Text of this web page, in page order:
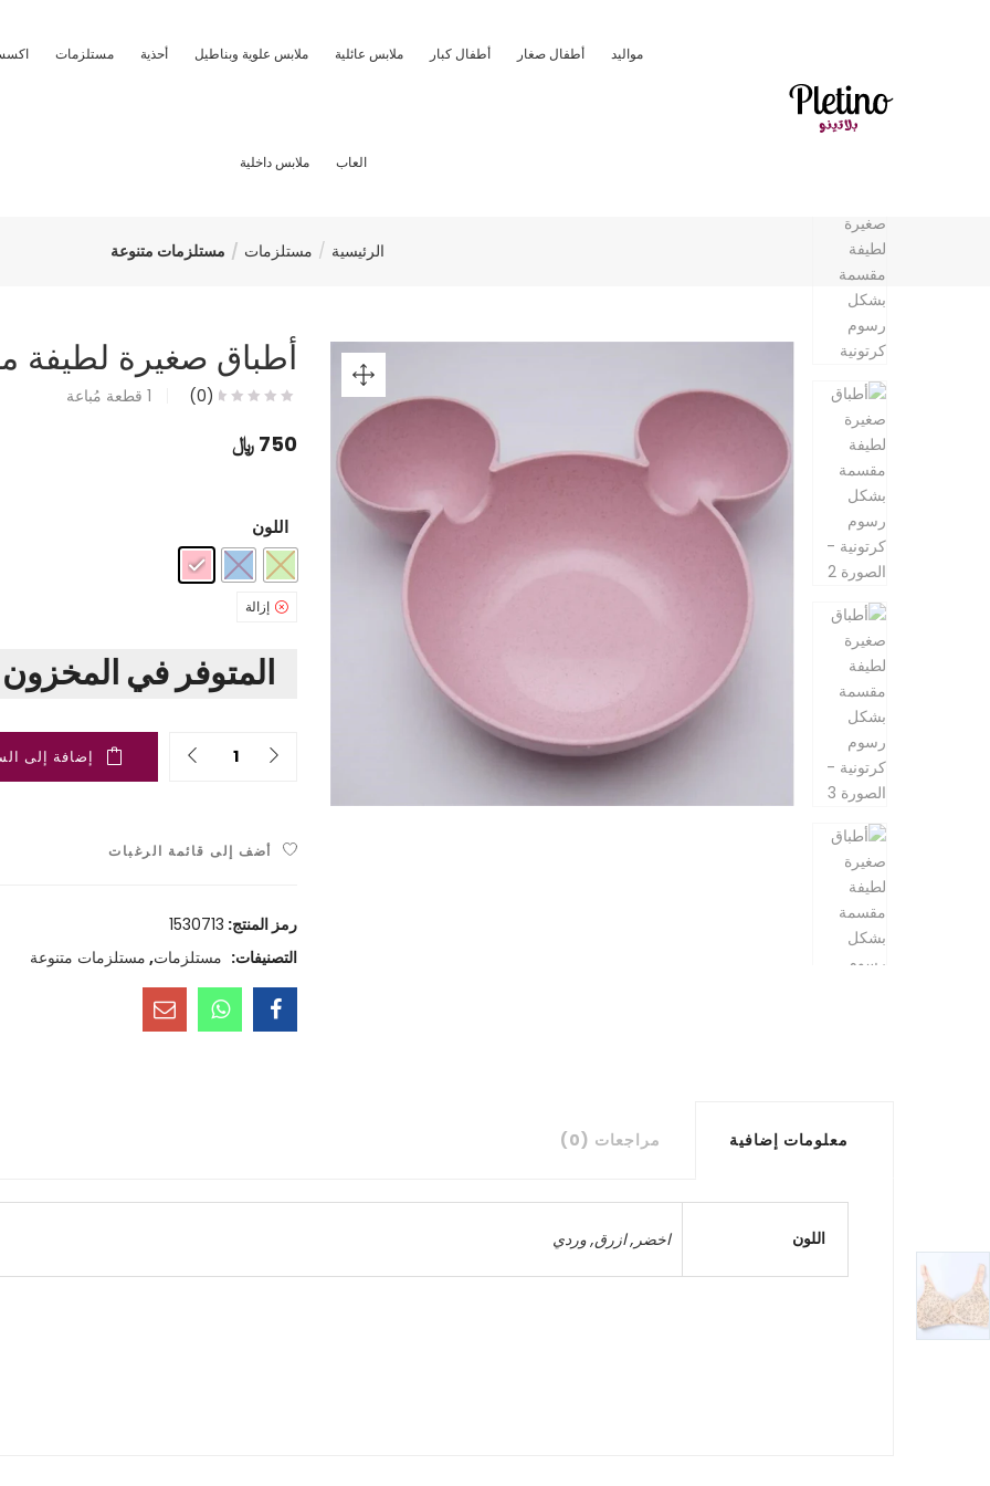
مواليد أطفال صغار أطفال كبار ملابس عائلية ملابس علوية وبناطيل أحذية مستلزمات
العاب ملابس داخلية
الرئيسية مستلزمات مستلزمات متنوعة
أطباق صغيرة لطيفة
(0)
1 قطعة مُباعة
750 ﷼
اللون
إزالة
المتوفر في المخزون 1
Quantity
إضافة إلى
أضف إلى قائمة الرغبات
رمز المنتج: 1530713
التصنيفات: مستلزمات, مستلزمات متنوعة
معلومات إضافية مراجعات (0)
اللون اخضر ,ازرق,وردي